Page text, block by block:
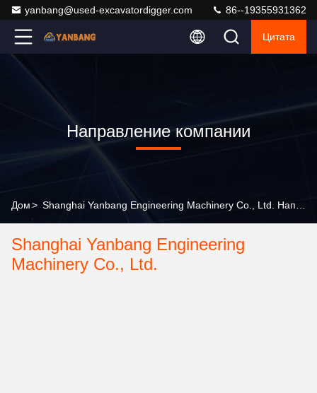
yanbang@used-excavatordigger.com 86--19355931362
Цитата
Направление компании
Дом>
Shanghai Yanbang Engineering
Machinery Co., Ltd.